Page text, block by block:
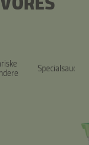
Specialsaucer